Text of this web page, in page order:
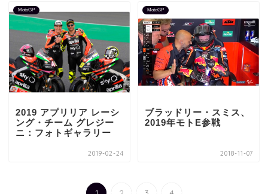
MotoGP
2019 アプリリア レーシ
ング・チーム グレジー
ニ：フォトギャラリー
2019-02-24
MotoGP
ブラッドリー・スミス、
2019年モトE参戦
2018-11-07